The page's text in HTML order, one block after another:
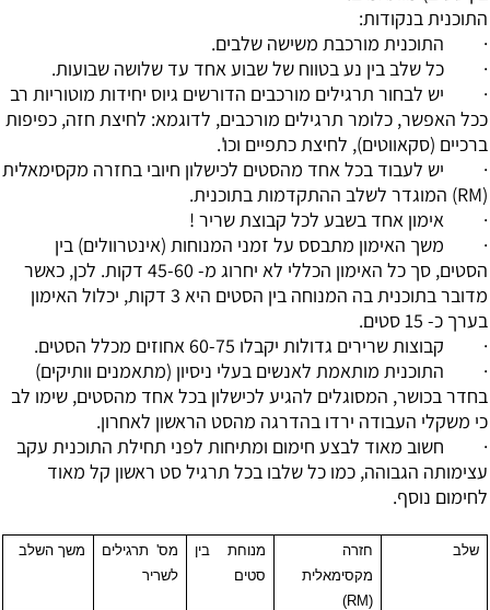
התוכנית בנקודות:
· התוכנית מורכבת משישה שלבים.
· כל שלב בין נע בטווח של שבוע אחד עד שלושה שבועות.
· יש לבחור תרגילים מורכבים הדורשים גיוס יחידות מוטוריות רב
ככל האפשר, כלומר תרגילים מורכבים, לדוגמא: לחיצת חזה, כפיפות
ברכיים (סקאווטים), לחיצת כתפיים וכו'.
· יש לעבוד בכל אחד מהסטים לכישלון חיובי בחזרה מקסימאלית
(RM) המוגדר לשלב ההתקדמות בתוכנית.
· אימון אחד בשבע לכל קבוצת שריר !
· משך האימון מתבסס על זמני המנוחות (אינטרוולים) בין
הסטים, סך כל האימון הכללי לא יחרוג מ- 45-60 דקות. לכן, כאשר
מדובר בתוכנית בה המנוחה בין הסטים היא 3 דקות, יכלול האימון
בערך כ- 15 סטים.
· קבוצות שרירים גדולות יקבלו 60-75 אחוזים מכלל הסטים.
· התוכנית מותאמת לאנשים בעלי ניסיון (מתאמנים וותיקים)
בחדר בכושר, המסוגלים להגיע לכישלון בכל אחד מהסטים, שימו לב
כי משקלי העבודה ירדו בהדרגה מהסט הראשון לאחרון.
· חשוב מאוד לבצע חימום ומתיחות לפני תחילת התוכנית עקב
עצימותה הגבוהה, כמו כל שלבו בכל תרגיל סט ראשון קל מאוד
לחימום נוסף.
שלב
חזרה
מקסימאלית
(
RM
)
מנוחת בין
סטים
מס' תרגילים
לשריר
משך השלב